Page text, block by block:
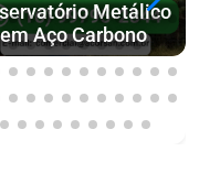
Metálico
em Aço Carbono